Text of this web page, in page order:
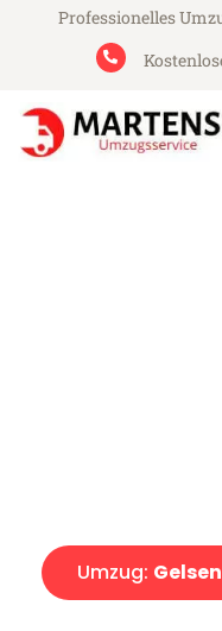
Professionelles
Umzug: